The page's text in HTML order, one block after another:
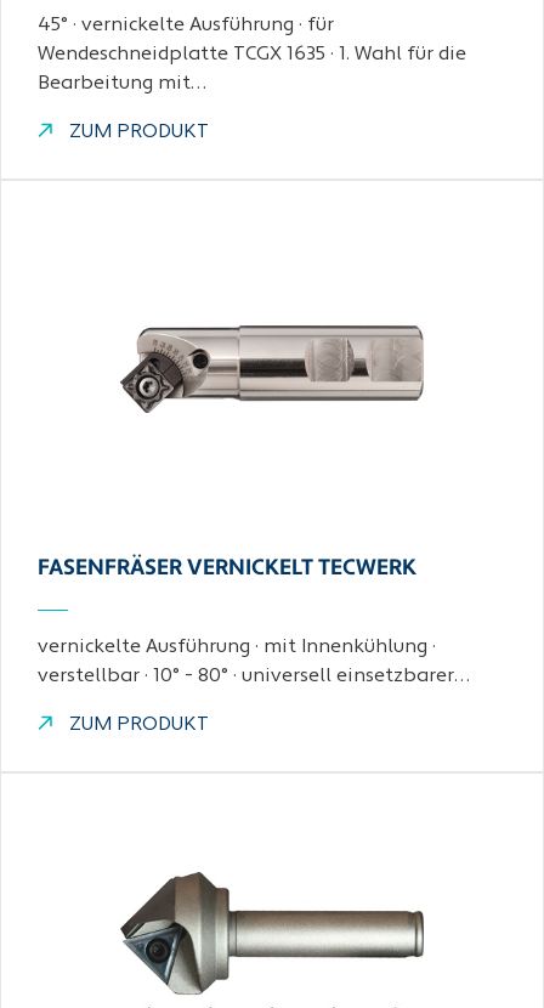
45° · vernickelte Ausführung · für
Wendeschneidplatte TCGX 1635 · 1. Wahl für die
Bearbeitung mit…
ZUM PRODUKT
FASENFRÄSER VERNICKELT TECWERK
vernickelte Ausführung · mit Innenkühlung ·
verstellbar · 10° - 80° · universell einsetzbarer…
ZUM PRODUKT